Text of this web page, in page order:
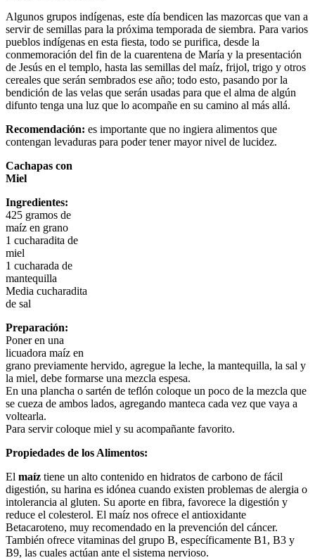
Algunos grupos indígenas, este día bendicen las mazorcas que van a
servir de semillas para la próxima temporada de siembra. Para varios
pueblos indígenas en esta fiesta, todo se purifica, desde la
conmemoración del fin de la cuarentena de María y la presentación
de Jesús en el templo, hasta las semillas del maíz, frijol, trigo y otros
cereales que serán sembrados ese año; todo esto, pasando por la
bendición de las velas que serán usadas para que el alma de algún
difunto tenga una luz que lo acompañe en su camino al más allá.
Recomendación: es importante que no ingiera alimentos que
contengan levaduras para poder tener mayor nivel de lucidez.
Cachapas con
Miel
Ingredientes:
425 gramos de
maíz en grano
1 cucharadita de
miel
1 cucharada de
mantequilla
Media cucharadita
de sal
Preparación:
Poner en una
licuadora maíz en
grano previamente hervido, agregue la leche, la mantequilla, la sal y
la miel, debe formarse una mezcla espesa.
En una plancha o sartén de teflón coloque un poco de la mezcla que
se cueza de ambos lados, agregando manteca cada vez que vaya a
voltearla.
Para servir coloque miel y su acompañante favorito.
Propiedades de los Alimentos:
El maíz tiene un alto contenido en hidratos de carbono de fácil
digestión, su harina es idónea cuando existen problemas de alergia o
intolerancia al gluten. Su aporte en fibra, favorece la digestión y
reduce el colesterol. El maíz nos ofrece el antioxidante
Betacaroteno, muy recomendado en la prevención del cáncer.
También ofrece vitaminas del grupo B, específicamente B1, B3 y
B9, las cuales actúan ante el sistema nervioso.